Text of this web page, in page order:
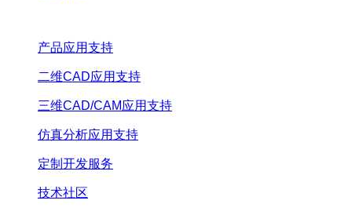
产品应用支持
二维CAD应用支持
三维CAD/CAM应用支持
仿真分析应用支持
定制开发服务
技术社区